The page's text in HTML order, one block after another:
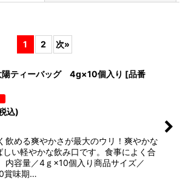
1 2 次»
ティーバッグ 4g×10個入り [品番
込)
飲める爽やかさが最大のウリ！爽やかな
しい軽やかな飲み口です。食事によく合
内容量／4ｇ×10個入り商品サイズ／
賞味期…